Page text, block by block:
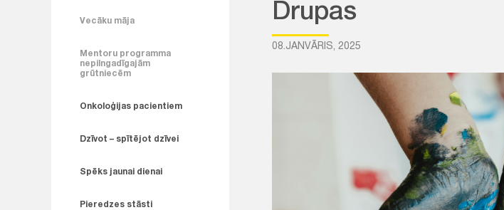
Vecāku māja
Mentoru programma
nepilngadīgajām
grūtniecēm
Onkoloģijas pacientiem
Dzīvot – spītējot dzīvei
Spēks jaunai dienai
Pieredzes stāsti
Drupas
08.JANVĀRIS, 2025